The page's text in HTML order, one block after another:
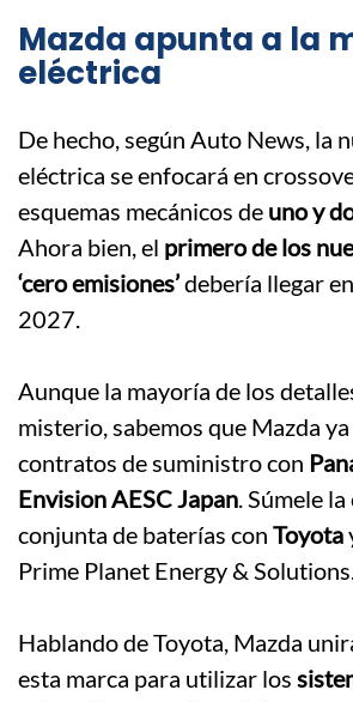
Mazda apunta a la
eléctrica
De hecho, según Auto News, la
eléctrica se enfocará en
esquemas mecánicos de uno y
Ahora bien, el primero de los
‘cero emisiones’debería llegar
2027.
Aunque la mayoría de los
misterio, sabemos que Mazda
contratos de suministro con
Envision AESC Japan. Súmele
conjunta de baterías con Toyota
Prime Planet Energy &
Hablando de Toyota, Mazda
esta marca para utilizar los